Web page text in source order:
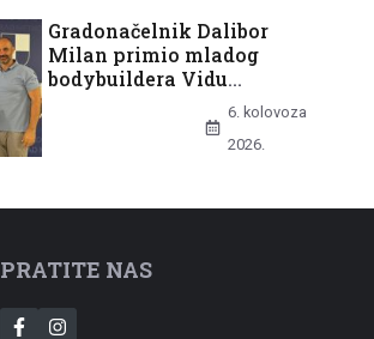
Gradonačelnik Dalibor
Milan primio mladog
bodybuildera Vidu
Batinovića nakon europske
6. kolovoza
2026.
PRATITE NAS